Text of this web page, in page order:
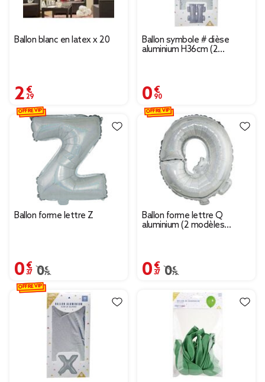
Ballon blanc en latex x 20
2,29 €
Ballon symbole # dièse
aluminium H36cm (2
0,90 €
Ballon forme lettre Z
0,37 €
Prix remisé de 0,75 € à 0,37 €
0,75 €
OFFRE VIP
Ballon forme lettre Q
aluminium (2 modèles
0,37 €
Prix remisé de 0,75 €
0,75 €
OFFRE VIP
OFFRE VIP